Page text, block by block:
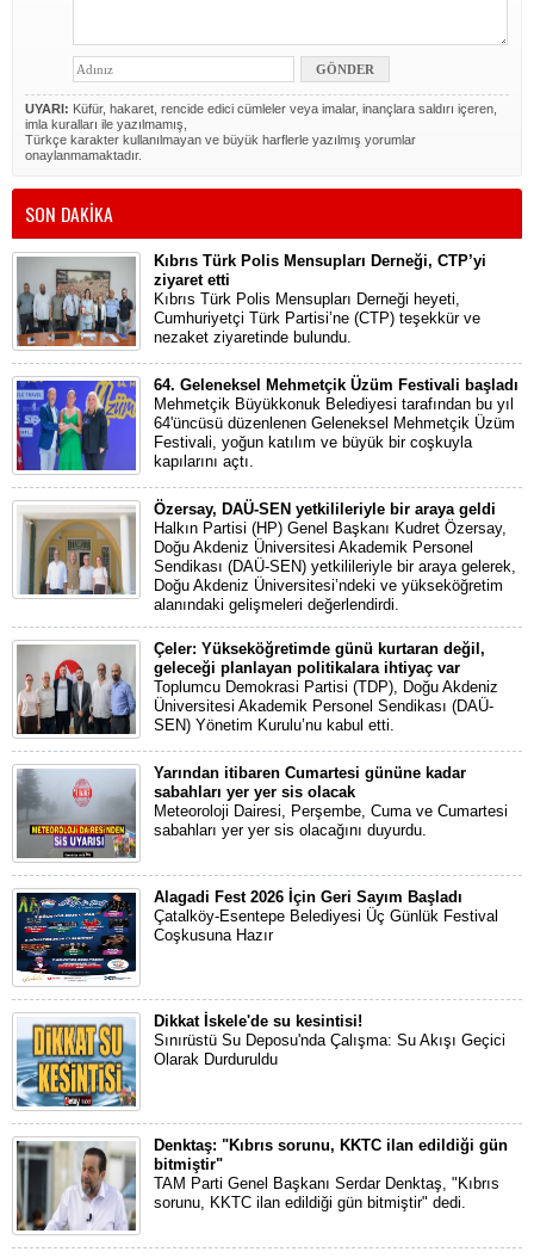
UYARI: Küfür, hakaret, rencide edici cümleler veya imalar, inançlara saldırı içeren,
imla kuralları ile yazılmamış,
Türkçe karakter kullanılmayan ve büyük harflerle yazılmış yorumlar
onaylanmamaktadır.
SON DAKİKA
Kıbrıs Türk Polis Mensupları Derneği, CTP’yi
ziyaret etti
Kıbrıs Türk Polis Mensupları Derneği heyeti,
Cumhuriyetçi Türk Partisi’ne (CTP) teşekkür ve
nezaket ziyaretinde bulundu.
64. Geleneksel Mehmetçik Üzüm Festivali başladı
Mehmetçik Büyükkonuk Belediyesi tarafından bu yıl
64'üncüsü düzenlenen Geleneksel Mehmetçik Üzüm
Festivali, yoğun katılım ve büyük bir coşkuyla
kapılarını açtı.
Özersay, DAÜ-SEN yetkilileriyle bir araya geldi
Halkın Partisi (HP) Genel Başkanı Kudret Özersay,
Doğu Akdeniz Üniversitesi Akademik Personel
Sendikası (DAÜ-SEN) yetkilileriyle bir araya gelerek,
Doğu Akdeniz Üniversitesi’ndeki ve yükseköğretim
alanındaki gelişmeleri değerlendirdi.
Çeler: Yükseköğretimde günü kurtaran değil,
geleceği planlayan politikalara ihtiyaç var
Toplumcu Demokrasi Partisi (TDP), Doğu Akdeniz
Üniversitesi Akademik Personel Sendikası (DAÜ-
SEN) Yönetim Kurulu’nu kabul etti.
Yarından itibaren Cumartesi gününe kadar
sabahları yer yer sis olacak
Meteoroloji Dairesi, Perşembe, Cuma ve Cumartesi
sabahları yer yer sis olacağını duyurdu.
Alagadi Fest 2026 İçin Geri Sayım Başladı
Çatalköy-Esentepe Belediyesi Üç Günlük Festival
Coşkusuna Hazır
Dikkat İskele'de su kesintisi!
Sınırüstü Su Deposu'nda Çalışma: Su Akışı Geçici
Olarak Durduruldu
Denktaş: "Kıbrıs sorunu, KKTC ilan edildiği gün
bitmiştir"
TAM Parti Genel Başkanı Serdar Denktaş, "Kıbrıs
sorunu, KKTC ilan edildiği gün bitmiştir" dedi.